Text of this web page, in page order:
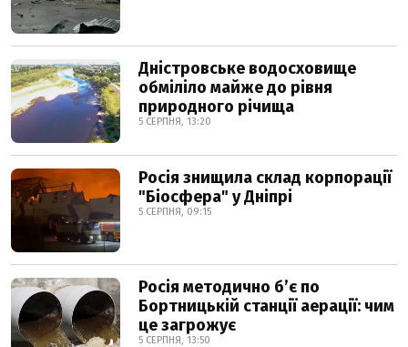
Дністровське водосховище
обміліло майже до рівня
природного річища
5 СЕРПНЯ, 13:20
Росія знищила склад корпорації
"Біосфера" у Дніпрі
5 СЕРПНЯ, 09:15
Росія методично б’є по
Бортницькій станції аерації: чим
це загрожує
5 СЕРПНЯ, 13:50